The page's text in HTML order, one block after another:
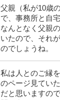
父親（私が10歳
で、事務所と自
なんとなく父親
いたので、それ
のでしょうね。
私は人とのご縁
のページ見てい
だと思いますの